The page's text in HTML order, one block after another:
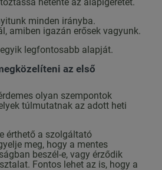
minden irányba.
amiben igazán erősek vagyunk.
legfontosabb alapját.
az első
olyan szempontok
túlmutatnak az adott heti
érthető a szolgáltató
meg, hogy a mentes
beszél-e, vagy érződik
Fontos lehet az is, hogy a